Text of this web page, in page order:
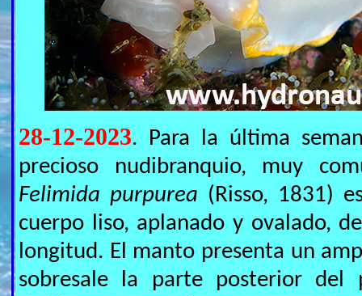
28-12-2023. Para la última
precioso nudibranquio, muy
Felimida purpurea (Risso, 1831)
cuerpo liso, aplanado y ovalado,
longitud. El manto presenta un
sobresale la parte posterior del